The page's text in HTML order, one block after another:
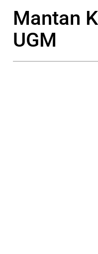
Mantan
UGM